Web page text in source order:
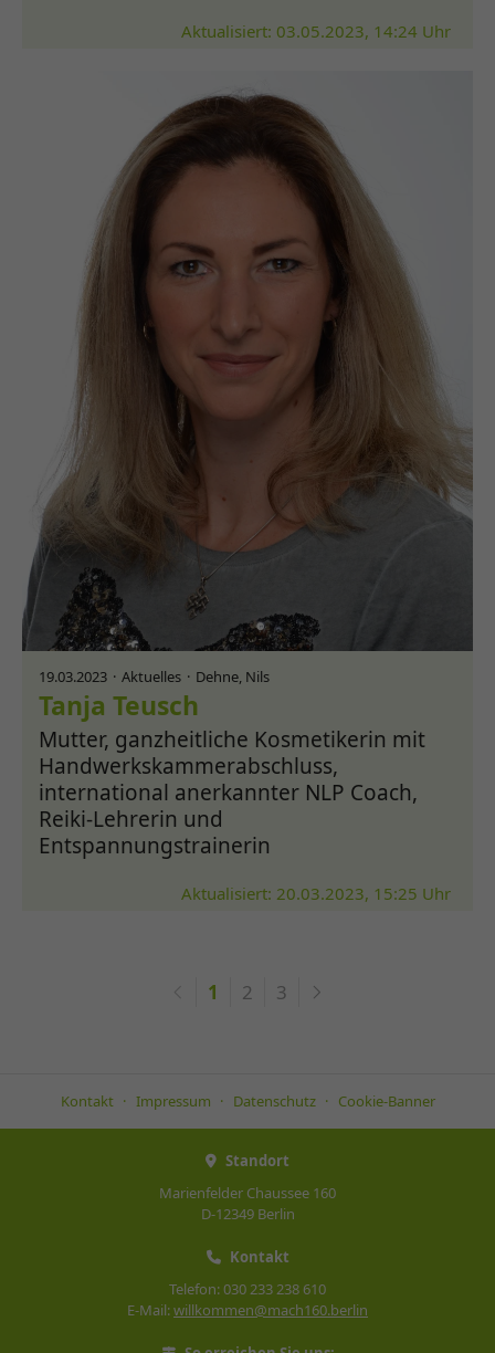
Aktualisiert: 03.05.2023, 14:24 Uhr
19.03.2023 Aktuelles Dehne, Nils
Tanja Teusch
Mutter, ganzheitliche Kosmetikerin mit
Handwerkskammerabschluss,
international anerkannter NLP Coach,
Reiki-Lehrerin und
Entspannungstrainerin
Aktualisiert: 20.03.2023, 15:25 Uhr
1 2 3
Kontakt Impressum Datenschutz Cookie-Banner
Standort
Marienfelder Chaussee 160
D-12349 Berlin
Kontakt
Telefon: 030 233 238 610
E-Mail:willkommen@mach160.berlin